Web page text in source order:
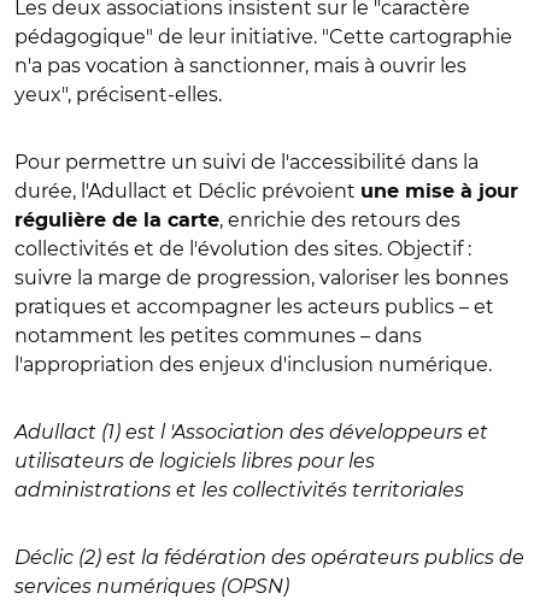
Les deux associations insistent sur le "caractère
pédagogique" de leur initiative. "Cette cartographie
n'a pas vocation à sanctionner, mais à ouvrir les
yeux", précisent-elles.
Pour permettre un suivi de l'accessibilité dans la
durée, l'Adullact et Déclic prévoient une mise à jour
régulière de la carte, enrichie des retours des
collectivités et de l'évolution des sites. Objectif :
suivre la marge de progression, valoriser les bonnes
pratiques et accompagner les acteurs publics – et
notamment les petites communes – dans
l'appropriation des enjeux d'inclusion numérique.
Adullact (1) est l 'Association des développeurs et
utilisateurs de logiciels libres pour les
administrations et les collectivités territoriales
Déclic (2) est la fédération des opérateurs publics de
services numériques (OPSN)